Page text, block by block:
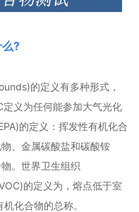
?
的定义有多种形式，
义为任何能参加大气光化
的定义：挥发性有机化合
、金属碳酸盐和碳酸铵
。世界卫生组织
的定义为，熔点低于室
化合物的总称。